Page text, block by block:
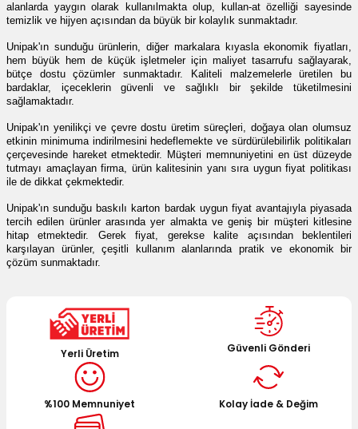
alanlarda yaygın olarak kullanılmakta olup, kullan-at özelliği sayesinde
temizlik ve hijyen açısından da büyük bir kolaylık sunmaktadır.
Unipak'ın sunduğu ürünlerin, diğer markalara kıyasla ekonomik fiyatları,
hem büyük hem de küçük işletmeler için maliyet tasarrufu sağlayarak,
bütçe dostu çözümler sunmaktadır. Kaliteli malzemelerle üretilen bu
bardaklar, içeceklerin güvenli ve sağlıklı bir şekilde tüketilmesini
sağlamaktadır.
Unipak'ın yenilikçi ve çevre dostu üretim süreçleri, doğaya olan olumsuz
etkinin minimuma indirilmesini hedeflemekte ve sürdürülebilirlik politikaları
çerçevesinde hareket etmektedir. Müşteri memnuniyetini en üst düzeyde
tutmayı amaçlayan firma, ürün kalitesinin yanı sıra uygun fiyat politikası
ile de dikkat çekmektedir.
Unipak'ın sunduğu baskılı karton bardak uygun fiyat avantajıyla piyasada
tercih edilen ürünler arasında yer almakta ve geniş bir müşteri kitlesine
hitap etmektedir. Gerek fiyat, gerekse kalite açısından beklentileri
karşılayan ürünler, çeşitli kullanım alanlarında pratik ve ekonomik bir
çözüm sunmaktadır.
Yerli Üretim Güvenli Gönderi
%100 Memnuniyet Kolay İade & Değim